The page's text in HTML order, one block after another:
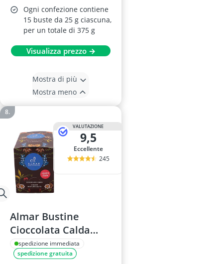
Ogni confezione contiene
15 buste da 25 g ciascuna,
per un totale di 375 g
Visualizza prezzo →
Mostra di più
Mostra meno
VALUTAZIONE
9,5
Eccellente
245
Almar Bustine
Cioccolata Calda
Monoporzione,
15x30g, Classica
spedizione immediata
spedizione gratuita